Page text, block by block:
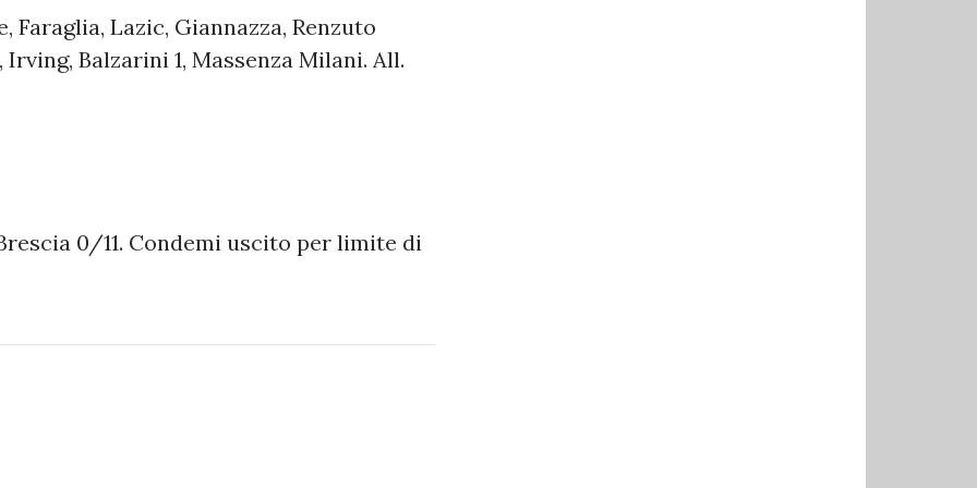
Faraglia, Lazic, Giannazza, Renzuto
Balzarini 1, Massenza Milani. All.
0/11. Condemi uscito per limite di